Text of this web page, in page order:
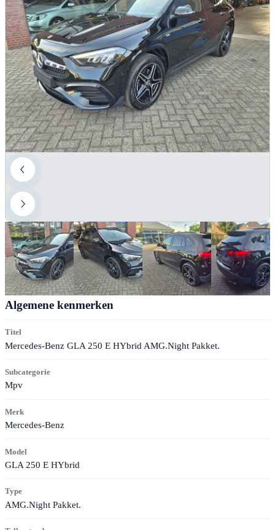
Algemene kenmerken
Titel
Mercedes-Benz GLA 250 E HYbrid AMG.Night Pakket.
Subcategorie
Mpv
Merk
Mercedes-Benz
Model
GLA 250 E HYbrid
Type
AMG.Night Pakket.